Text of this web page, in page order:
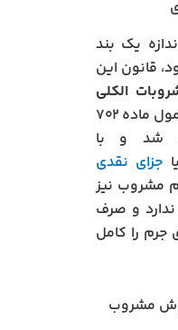
یک بند
قانون این
الکلی
تلقی می‌کند. در این حالت، فرد مشمول ماده ۷۰۲
شد و با
جزای نقدی
مشروب نیز
ندارد و صرف
را کامل
مشروب